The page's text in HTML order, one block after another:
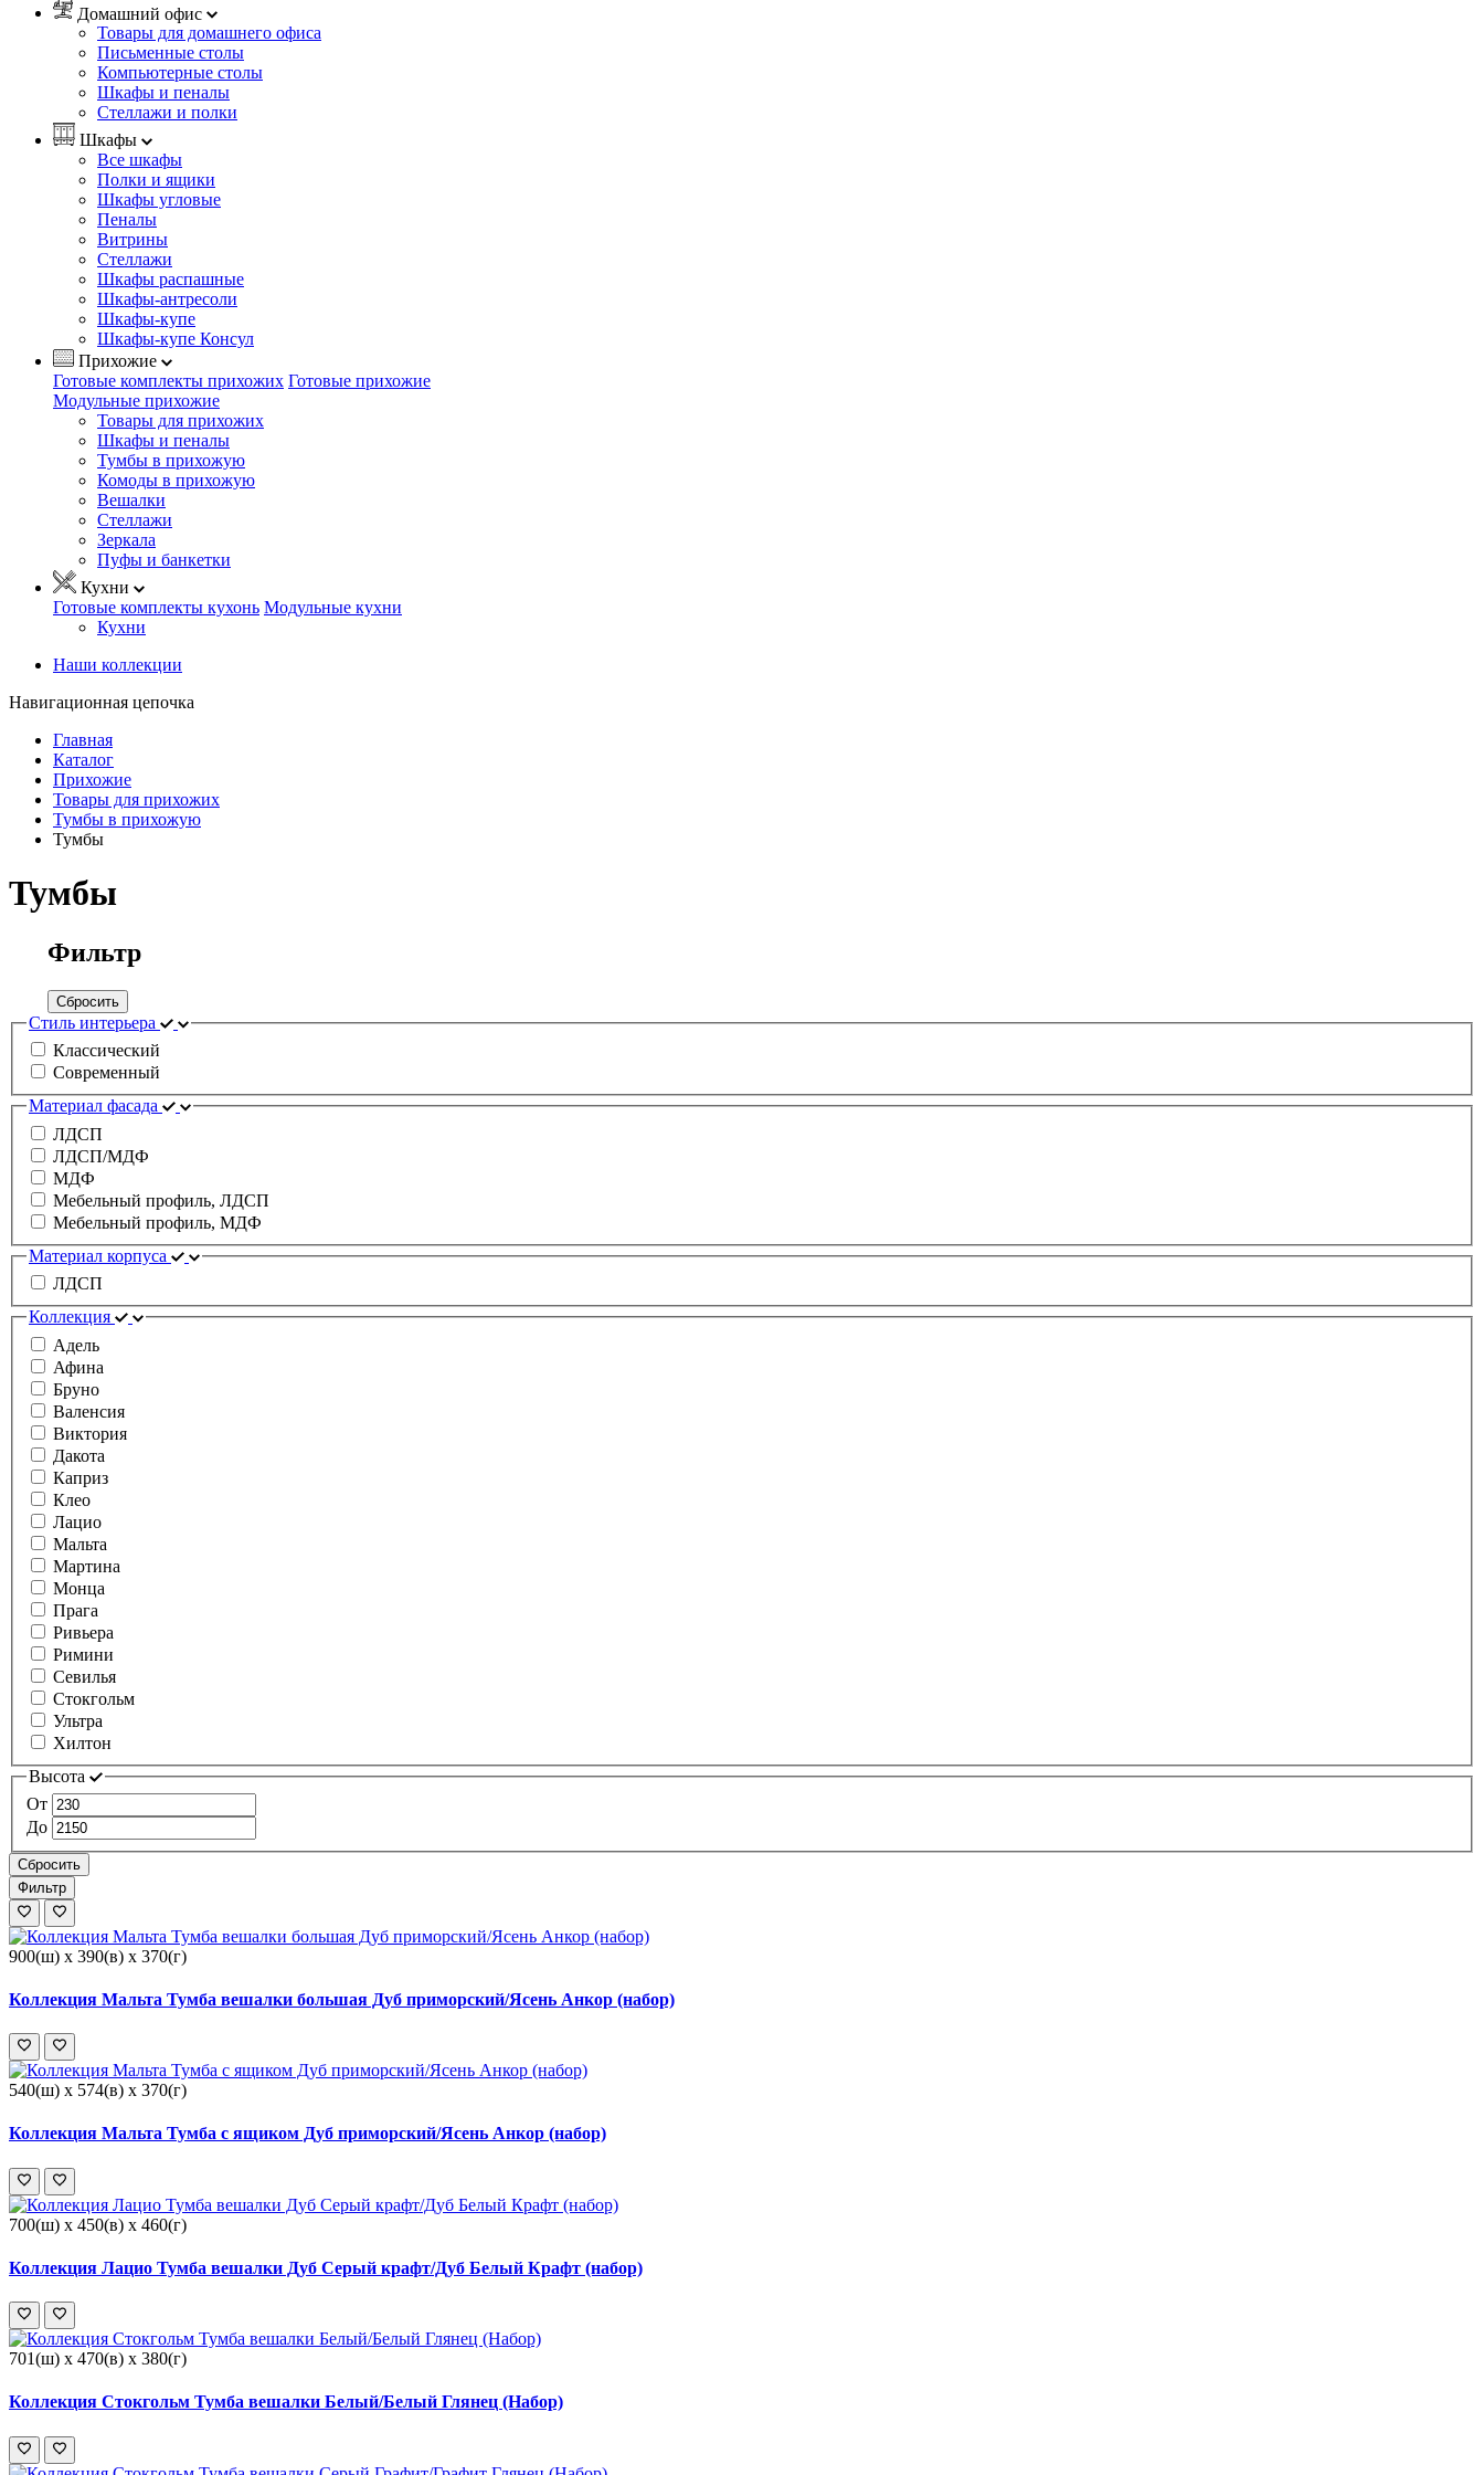
Домашний офис
Товары для домашнего офиса
Письменные столы
Компьютерные столы
Шкафы и пеналы
Стеллажи и полки
Шкафы
Все шкафы
Полки и ящики
Шкафы угловые
Пеналы
Витрины
Стеллажи
Шкафы распашные
Шкафы-антресоли
Шкафы-купе
Шкафы-купе Консул
Прихожие
Готовые комплекты прихожих Готовые прихожие
Модульные прихожие
Товары для прихожих
Шкафы и пеналы
Тумбы в прихожую
Комоды в прихожую
Вешалки
Стеллажи
Зеркала
Пуфы и банкетки
Кухни
Готовые комплекты кухонь Модульные кухни
Кухни
Наши коллекции
Навигационная цепочка
Главная
Каталог
Прихожие
Товары для прихожих
Тумбы в прихожую
Тумбы
Тумбы
Фильтр
Сбросить
Стиль интерьера
Классический
Современный
Материал фасада
ЛДСП
ЛДСП/МДФ
МДФ
Мебельный профиль, ЛДСП
Мебельный профиль, МДФ
Материал корпуса
ЛДСП
Коллекция
Адель
Афина
Бруно
Валенсия
Виктория
Дакота
Каприз
Клео
Лацио
Мальта
Мартина
Монца
Прага
Ривьера
Римини
Севилья
Стокгольм
Ультра
Хилтон
Высота
От
До
Сбросить
Фильтр
900(ш) x 390(в) x 370(г)
Коллекция Мальта Тумба вешалки большая Дуб приморский/Ясень Анкор (набор)
540(ш) x 574(в) x 370(г)
Коллекция Мальта Тумба с ящиком Дуб приморский/Ясень Анкор (набор)
700(ш) x 450(в) x 460(г)
Коллекция Лацио Тумба вешалки Дуб Серый крафт/Дуб Белый Крафт (набор)
701(ш) x 470(в) x 380(г)
Коллекция Стокгольм Тумба вешалки Белый/Белый Глянец (Набор)